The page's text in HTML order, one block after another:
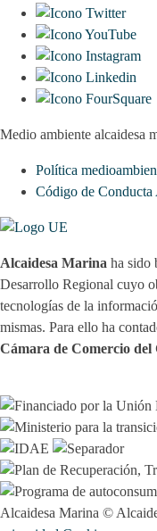
Medio ambiente alcaidesa
Política
Código de Conducta
Alcaidesa Marina ha sido
Desarrollo Regional cuyo
tecnologías de la
mismas. Para ello ha
Cámara de Comercio
Alcaidesa Marina ©